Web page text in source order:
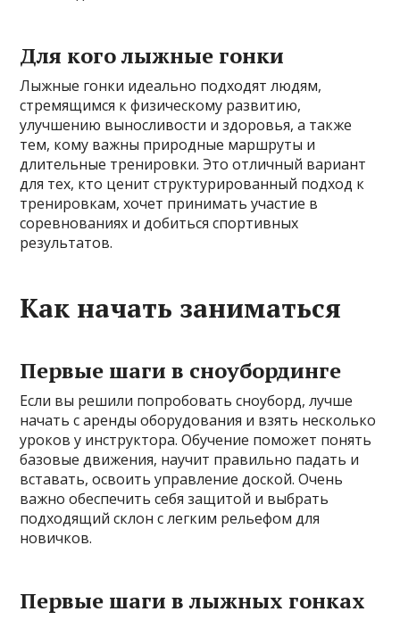
Для кого лыжные гонки
Лыжные гонки идеально подходят людям,
стремящимся к физическому развитию,
улучшению выносливости и здоровья, а также
тем, кому важны природные маршруты и
длительные тренировки. Это отличный вариант
для тех, кто ценит структурированный подход к
тренировкам, хочет принимать участие в
соревнованиях и добиться спортивных
результатов.
Как начать заниматься
Первые шаги в сноубординге
Если вы решили попробовать сноуборд, лучше
начать с аренды оборудования и взять несколько
уроков у инструктора. Обучение поможет понять
базовые движения, научит правильно падать и
вставать, освоить управление доской. Очень
важно обеспечить себя защитой и выбрать
подходящий склон с легким рельефом для
новичков.
Первые шаги в лыжных гонках